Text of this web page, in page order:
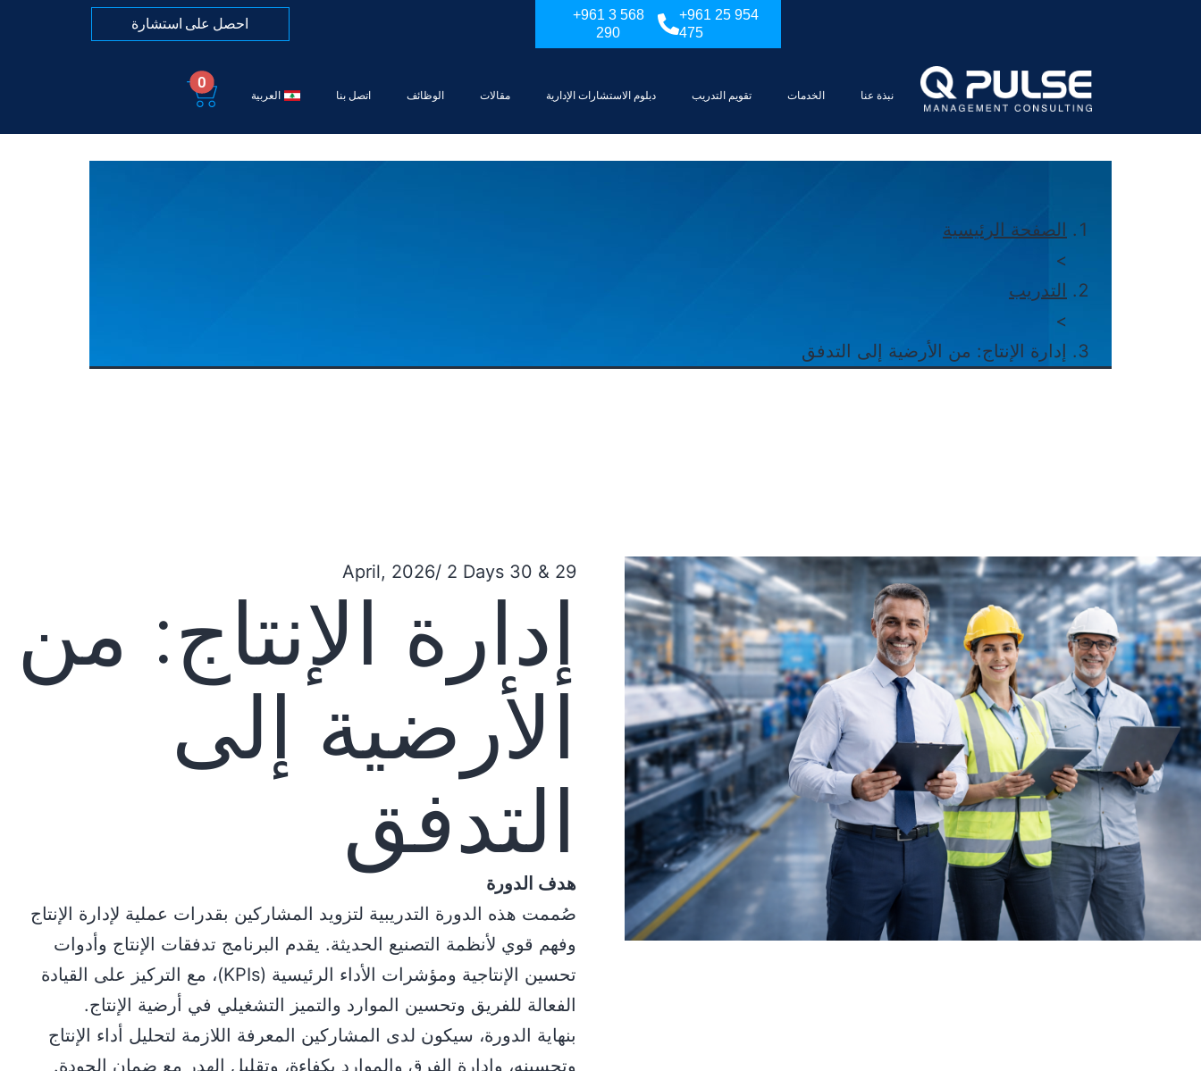
احصل على استشارة
+961 25 954
475
+961 3 568
290
نبذة عنا الخدمات تقويم التدريب دبلوم الاستشارات الإدارية مقالات الوظائف اتصل بنا العربية
0
الصفحة الرئيسية
>
التدريب
>
إدارة الإنتاج: من الأرضية إلى التدفق
29 & 30 April, 2026/ 2 Days
إدارة الإنتاج: من
الأرضية إلى
التدفق
هدف الدورة
صُممت هذه الدورة التدريبية لتزويد المشاركين بقدرات عملية لإدارة الإنتاج
وفهم قوي لأنظمة التصنيع الحديثة. يقدم البرنامج تدفقات الإنتاج وأدوات
تحسين الإنتاجية ومؤشرات الأداء الرئيسية (KPIs)، مع التركيز على القيادة
الفعالة للفريق وتحسين الموارد والتميز التشغيلي في أرضية الإنتاج.
بنهاية الدورة، سيكون لدى المشاركين المعرفة اللازمة لتحليل أداء الإنتاج
وتحسينه، وإدارة الفرق والموارد بكفاءة، وتقليل الهدر مع ضمان الجودة.